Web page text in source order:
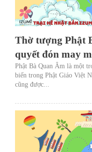
Thờ tượng Phật
quyết đón may
Phật Bà Quan Âm là một
biến trong Phật Giáo Việt
cũng được...